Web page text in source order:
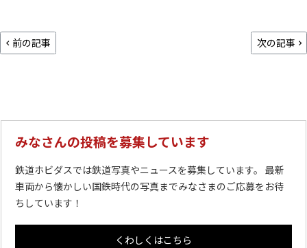
前の記事 次の記事
みなさんの投稿を募集しています
鉄道ホビダスでは鉄道写真やニュースを募集しています。 最新
車両から懐かしい国鉄時代の写真までみなさまのご応募をお待
ちしています！
くわしくはこちら